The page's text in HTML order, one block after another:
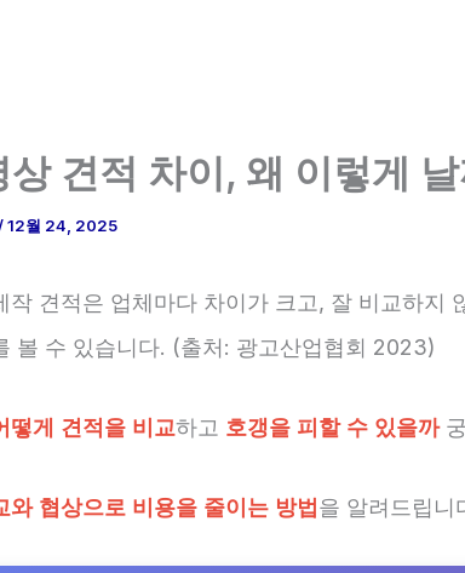
견적 차이, 왜 이렇게
12월 24, 2025
작 견적은 업체마다 차이가 크고, 잘 비교하지
볼 수 있습니다. (출처: 광고산업협회 2023)
떻게 견적을 비교하고 호갱을 피할 수 있을까
와 협상으로 비용을 줄이는 방법을 알려드립니